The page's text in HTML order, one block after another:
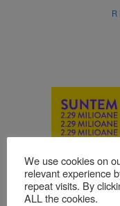
We use cookies on
relevant experience
repeat visits. By
ALL the cookies.